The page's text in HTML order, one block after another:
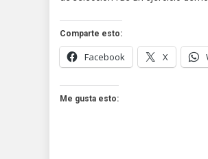
Comparte esto:
Facebook X
Me gusta esto: